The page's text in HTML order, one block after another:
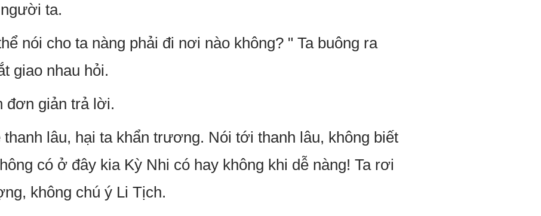
ta.
nói cho ta nàng phải đi nơi nào không? " Ta buông ra
giao nhau hỏi.
đơn giản trả lời.
lâu, hại ta khẩn trương. Nói tới thanh lâu, không biết
có ở đây kia Kỳ Nhi có hay không khi dễ nàng! Ta rơi
không chú ý Li Tịch.